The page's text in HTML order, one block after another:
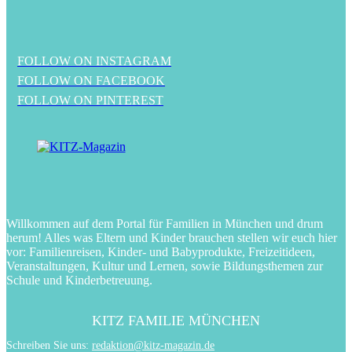
FOLLOW ON INSTAGRAM
FOLLOW ON FACEBOOK
FOLLOW ON PINTEREST
Willkommen auf dem Portal für Familien in München und drum
herum! Alles was Eltern und Kinder brauchen stellen wir euch hier
vor: Familienreisen, Kinder- und Babyprodukte, Freizeitideen,
Veranstaltungen, Kultur und Lernen, sowie Bildungsthemen zur
Schule und Kinderbetreuung.
KITZ FAMILIE MÜNCHEN
Schreiben Sie uns: redaktion@kitz-magazin.de